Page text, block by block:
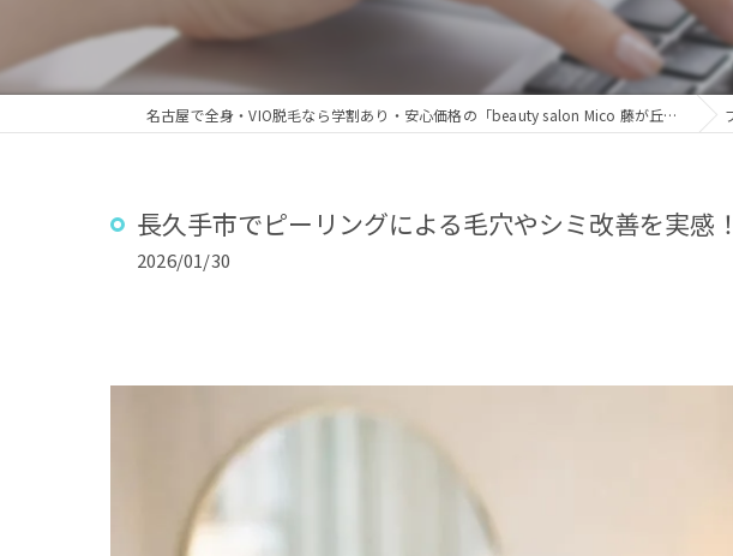
名古屋で全身・VIO脱毛なら学割あり・安心価格の「beauty salon Mico 藤が丘店」
長久手市でピーリングによる毛穴やシミ改善を実
2026/01/30